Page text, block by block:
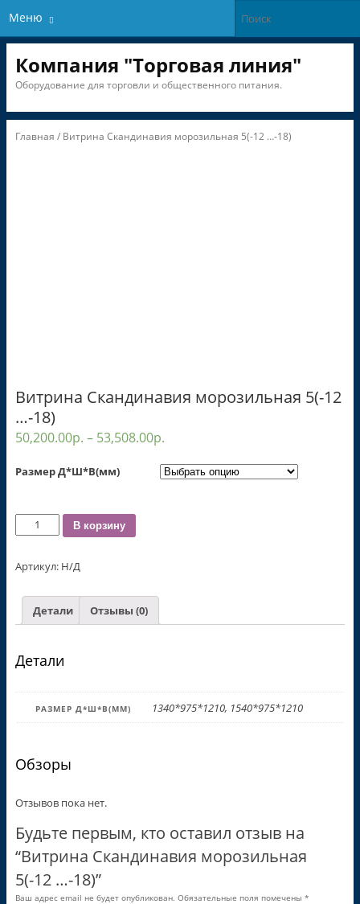
Меню
Компания "Торговая линия"
Оборудование для торговли и общественного питания.
Главная / Витрина Скандинавия морозильная 5(-12 …-18)
Витрина Скандинавия морозильная 5(-12
…-18)
50,200.00р. – 53,508.00р.
Размер Д*Ш*В(мм)
Количество В корзину
Артикул: Н/Д
Детали Отзывы (0)
Детали
РАЗМЕР Д*Ш*В(ММ) 1340*975*1210, 1540*975*1210
Обзоры
Отзывов пока нет.
Будьте первым, кто оставил отзыв на
“Витрина Скандинавия морозильная
5(-12 …-18)”
Ваш адрес email не будет опубликован. Обязательные поля помечены *